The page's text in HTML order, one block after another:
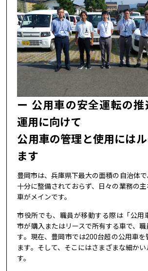
公用車の安全運転の推
運用に向けて
公用車の管理と使用には
ます
豊岡市は、兵庫県下最大の面積の自治体
十分に整備されておらず、日々の業務の
車がメインです。
市役所でも、職員が移動する際は「公用
市が購入またはリースで所有する車で、
す。現在、豊岡市では200台超の公用車
ます。そして、そこにはさまざまな細か
す。